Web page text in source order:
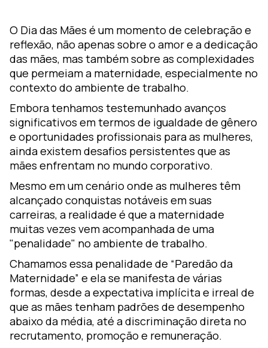
–
O Dia das Mães é um momento de celebração e
reflexão, não apenas sobre o amor e a dedicação
das mães, mas também sobre as complexidades
que permeiam a maternidade, especialmente no
contexto do ambiente de trabalho.
Embora tenhamos testemunhado avanços
significativos em termos de igualdade de gênero
e oportunidades profissionais para as mulheres,
ainda existem desafios persistentes que as
mães enfrentam no mundo corporativo.
Mesmo em um cenário onde as mulheres têm
alcançado conquistas notáveis em suas
carreiras, a realidade é que a maternidade
muitas vezes vem acompanhada de uma
"penalidade" no ambiente de trabalho.
Chamamos essa penalidade de “Paredão da
Maternidade” e ela se manifesta de várias
formas, desde a expectativa implícita e irreal de
que as mães tenham padrões de desempenho
abaixo da média, até a discriminação direta no
recrutamento, promoção e remuneração.